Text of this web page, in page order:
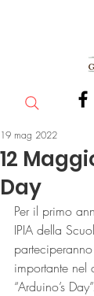
12
Day
19 mag 2022
Per il primo
IPIA della
importante nel
“Arduino’s Day”.